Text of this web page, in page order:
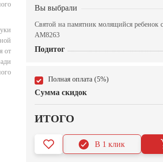
от
Вы выбрали
Святой на памятник молящийся ребенок
AM8263
Подитог
Полная оплата (5%)
Сумма скидок
ИТОГО
В 1 клик